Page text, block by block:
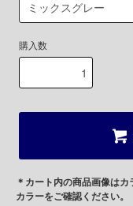
購入数
＊カート内の商品画像は
カラーをご確認ください。